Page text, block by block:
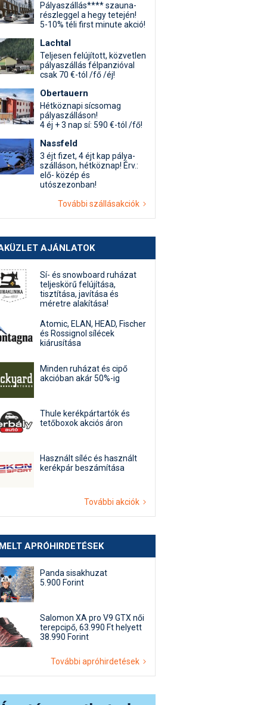
Pályaszállás**** szauna-
részleggel a hegy tetején!
5-10% téli first minute akció!
Lachtal
Teljesen felújított, közvetlen
pályaszállás félpanzióval
csak 70 €-tól /fő /éj!
Obertauern
Hétköznapi sícsomag
pályaszálláson!
4 éj + 3 nap sí: 590 €-tól /fő!
Nassfeld
3 éjt fizet, 4 éjt kap pálya-
szálláson, hétköznap! Érv.:
elő- közép és
utószezonban!
További szállásakciók
AJÁNLATOK
Sí- és snowboard ruházat
teljeskörű felújítása,
tisztítása, javítása és
méretre alakítása!
Atomic, ELAN, HEAD, Fischer
és Rossignol sílécek
kiárusítása
Minden ruházat és cipő
akcióban akár 50%-ig
Thule kerékpártartók és
tetőboxok akciós áron
Használt síléc és használt
kerékpár beszámítása
További akciók
APRÓHIRDETÉSEK
Panda sisakhuzat
5.900 Forint
Salomon XA pro V9 GTX női
terepcipő, 63.990 Ft helyett
38.990 Forint
További apróhirdetések